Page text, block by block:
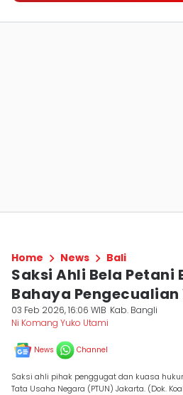
Home News Bali
Saksi Ahli Bela Petani
Bahaya
03 Feb 2026, 16:06 WIB Kab. Bangli
Ni Komang Yuko Utami
News Channel
Saksi ahli pihak penggugat dan kuasa
Tata Usaha Negara (PTUN) Jakarta. (Dok.